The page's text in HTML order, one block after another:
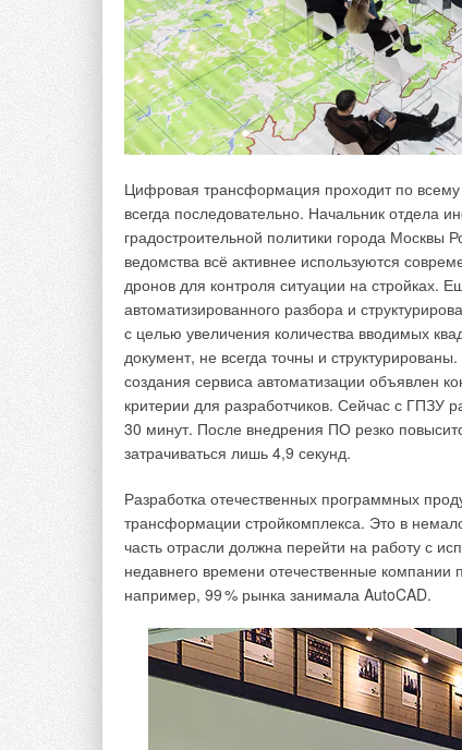
Цифровая трансформация проходит по
всегда последовательно. Начальник отдела
градостроительной политики города Москвы
ведомства всё активнее используются
дронов для контроля ситуации на стройках.
автоматизированного разбора и
с целью увеличения количества вводимых
документ, не всегда точны и
создания сервиса автоматизации объявлен
критерии для разработчиков. Сейчас с ГПЗУ
30 минут. После внедрения ПО резко
затрачиваться лишь 4,9 секунд.
Разработка отечественных программных
трансформации стройкомплекса. Это в
часть отрасли должна перейти на работу с
недавнего времени отечественные
например, 99% рынка занимала AutoCAD.
используются отдельные алгоритмы.
Вы сказали, что в России приняты
регулируется законодательно?
- Создание правовых норм для этой отрасли
постоянно совершенствуются, но ряд
информационного моделирования в разных
стандартов Единой системы
принимает активное участие.
Учитывая все эти факторы, что Группа
отечественного инженерного ПО может
строительства?
- Мы в некоторой степени предвидели
собственному вектору поступательного
решение, как BIM-платформа Model Studio CS.
соответствуют отечественному
требовало бы дополнительных шагов и затрат.
Какие задачи может решать Model Studio
объекту, таких как информационное
документооборот, использование
этапах жизненного цикла объекта: от
предусмотрели возможность
с системами технического